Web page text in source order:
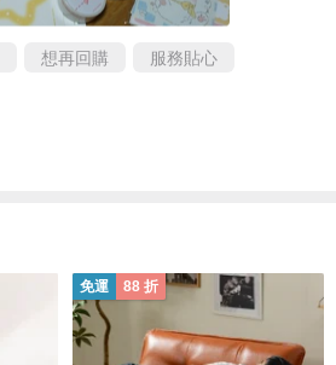
想再回購 服務貼心
免運 88 折